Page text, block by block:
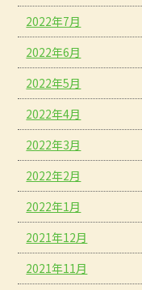
2022年7月
2022年6月
2022年5月
2022年4月
2022年3月
2022年2月
2022年1月
2021年12月
2021年11月